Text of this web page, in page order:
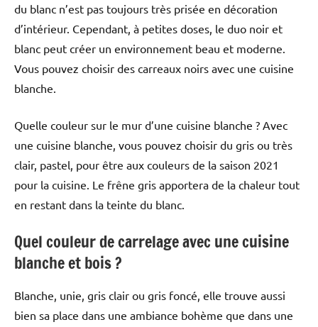
du blanc n’est pas toujours très prisée en décoration
d’intérieur. Cependant, à petites doses, le duo noir et
blanc peut créer un environnement beau et moderne.
Vous pouvez choisir des carreaux noirs avec une cuisine
blanche.
Quelle couleur sur le mur d’une cuisine blanche ? Avec
une cuisine blanche, vous pouvez choisir du gris ou très
clair, pastel, pour être aux couleurs de la saison 2021
pour la cuisine. Le frêne gris apportera de la chaleur tout
en restant dans la teinte du blanc.
Quel couleur de carrelage avec une cuisine
blanche et bois ?
Blanche, unie, gris clair ou gris foncé, elle trouve aussi
bien sa place dans une ambiance bohème que dans une